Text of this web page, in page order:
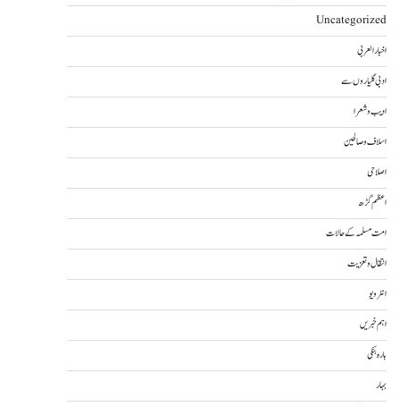
Uncategorized
اخبار العربی
ادبی گلیاروں سے
ادیب و شعرا
اسلاف و صالحین
اصلاحی
اعظم گڑھ
امت مسلمہ کے حالات
انتقال و تعزیت
انٹرویو
اہم خبریں
بارہ بنکی
بہار